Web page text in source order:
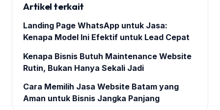
Artikel terkait
Landing Page WhatsApp untuk Jasa:
Kenapa Model Ini Efektif untuk Lead Cepat
Kenapa Bisnis Butuh Maintenance Website
Rutin, Bukan Hanya Sekali Jadi
Cara Memilih Jasa Website Batam yang
Aman untuk Bisnis Jangka Panjang